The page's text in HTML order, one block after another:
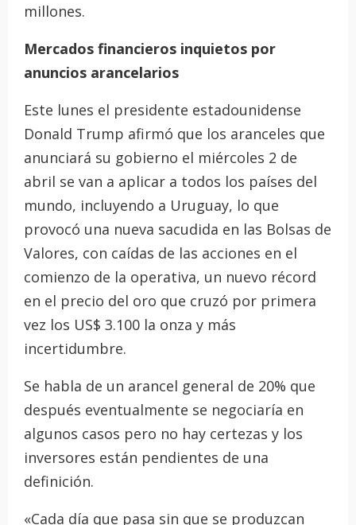
millones.
Mercados financieros inquietos por
anuncios arancelarios
Este lunes el presidente estadounidense
Donald Trump afirmó que los aranceles que
anunciará su gobierno el miércoles 2 de
abril se van a aplicar a todos los países del
mundo, incluyendo a Uruguay, lo que
provocó una nueva sacudida en las Bolsas de
Valores, con caídas de las acciones en el
comienzo de la operativa, un nuevo récord
en el precio del oro que cruzó por primera
vez los US$ 3.100 la onza y más
incertidumbre.
Se habla de un arancel general de 20% que
después eventualmente se negociaría en
algunos casos pero no hay certezas y los
inversores están pendientes de una
definición.
«Cada día que pasa sin que se produzcan